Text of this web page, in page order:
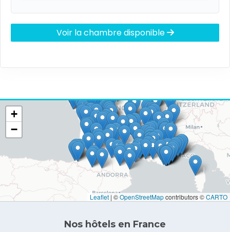
Voir la chambre disponible
+
−
Leaflet | ©OpenStreetMapcontributors ©CARTO
Nos hôtels en France